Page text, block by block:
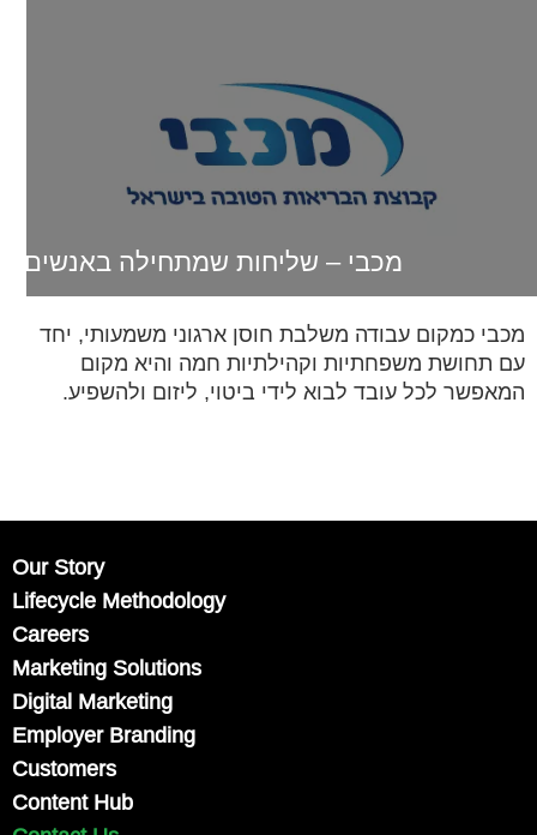
מכבי – שליחות שמתחילה באנשים
מכבי כמקום עבודה משלבת חוסן ארגוני משמעותי, יחד
עם תחושת משפחתיות וקהילתיות חמה והיא מקום
המאפשר לכל עובד לבוא לידי ביטוי, ליזום ולהשפיע.
Our Story
Lifecycle Methodology
Careers
Marketing Solutions
Digital Marketing
Employer Branding
Customers
Content Hub